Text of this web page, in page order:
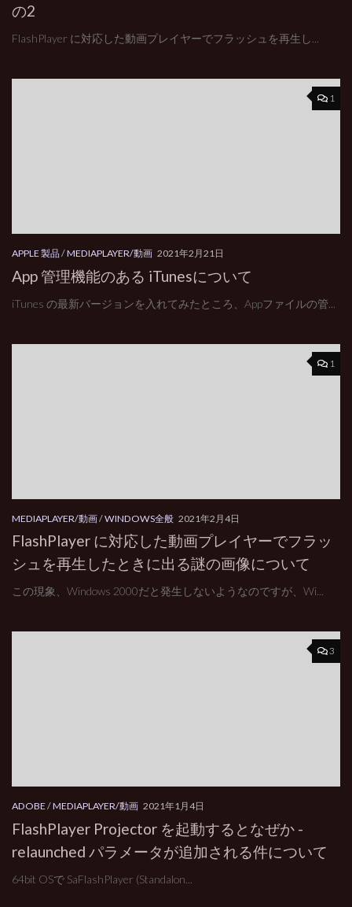
の2
FlashPlayer に対応した動画プレイヤーでフラッシュを再生し...
1
APPLE 製品/MEDIAPLAYER/動画 2021年2月21日
App 管理機能のある iTunesについて
iTunes の最新バージョンを入れてみたところ、Appファイルの管...
1
MEDIAPLAYER/動画/WINDOWS全般 2021年2月4日
FlashPlayer に対応した動画プレイヤーでフラッ
シュを再生したときに出る謎の画像について
この現象、Windows 2000だと発生しないようなのですが、Wi...
3
ADOBE/MEDIAPLAYER/動画 2021年1月4日
FlashPlayer Projector を起動するとなぜか -
relaunched パラメータが追加される件について
64bit OSで SaFlashPlayer (Standalon...